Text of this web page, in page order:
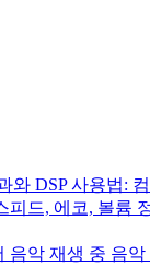
와 DSP 사용법:
피드, 에코, 볼륨
음악 재생 중 음악